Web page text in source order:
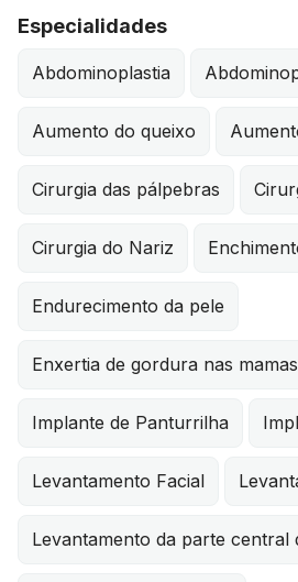
Especialidades
Abdominoplastia
Aumento do queixo
Cirurgia das pálpebras
Cirurgia do Nariz
Endurecimento da pele
Enxertia de gordura nas mamas
Implante de Panturrilha
Levantamento Facial
Levantamento da parte central